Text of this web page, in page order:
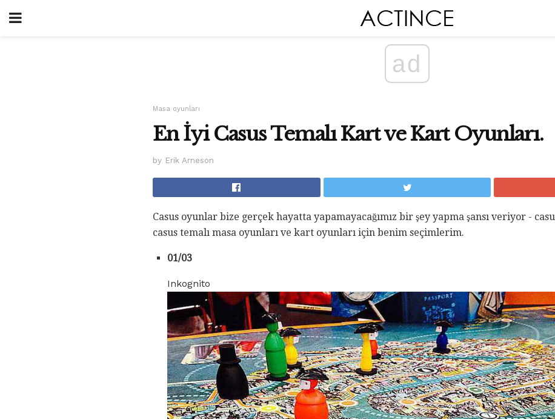
ad
Masa oyunları
En İyi Casus Temalı Kart ve Kart Oyunları.
by Erik Arneson
Casus oyunlar bize gerçek hayatta yapamayacağımız bir şey yapma şansı veriyor -
casus temalı masa oyunları ve kart oyunları için benim seçimlerim.
01/03
Inkognito